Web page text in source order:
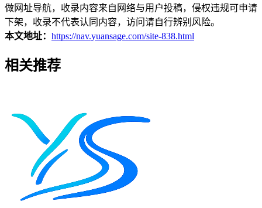
做网址导航，收录内容来自网络与用户投稿，侵权违规可申请
下架，收录不代表认同内容，访问请自行辨别风险。
本文地址： https://nav.yuansage.com/site-838.html
相关推荐